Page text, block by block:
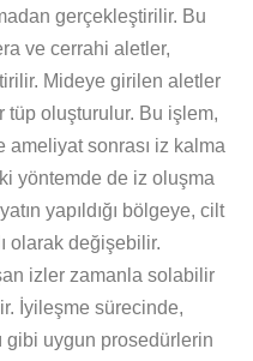
gerçekleştirilir. Bu
ve cerrahi aletler,
Mideye girilen aletler
tüp oluşturulur. Bu işlem,
sonrası iz kalma
yöntemde de iz oluşma
yapıldığı bölgeye, cilt
olarak değişebilir.
izler zamanla solabilir
İyileşme sürecinde,
gibi uygun prosedürlerin